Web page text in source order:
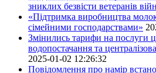
зниклих безвісти ветеранів
«Підтримка виробництва
сімейними господарствами»
Змінились тарифи на послуги
водопостачання та
2025-01-02 12:26:32
Повідомлення про намір